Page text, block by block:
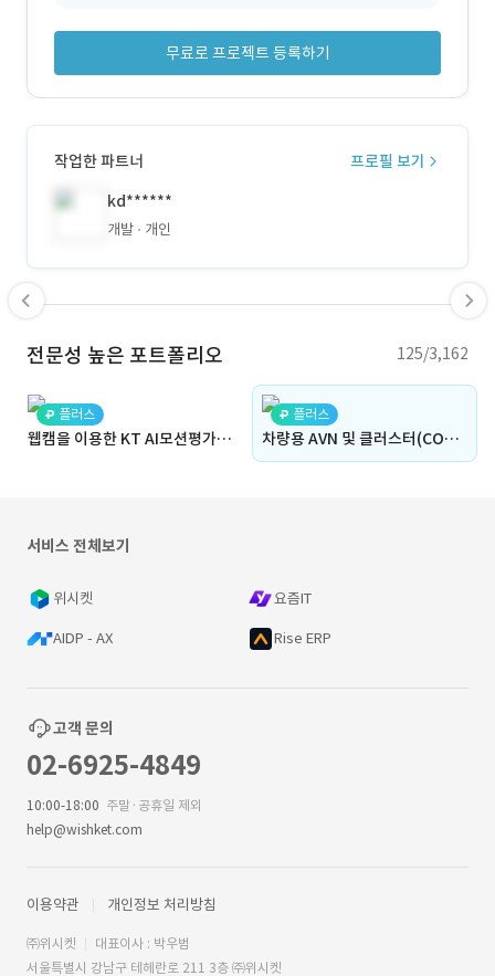
무료로 프로젝트 등록하기
작업한 파트너
프로필 보기
kd******
개발 개인
전문성 높은 포트폴리오 125/3,162
플러스
웹캠을 이용한 KT AI모션평가 시스템 앱 개발
플러스
차량용 AVN 및 클러스터(CONA Project) 데모 개발(㈜디자인정글)
서비스 전체보기
위시켓 요즘IT
AIDP - AX Rise ERP
고객 문의
02-6925-4849
10:00-18:00 주말·공휴일 제외
help@wishket.com
이용약관 개인정보 처리방침
㈜위시켓
대표이사 : 박우범
서울특별시 강남구 테헤란로 211 3층 ㈜위시켓